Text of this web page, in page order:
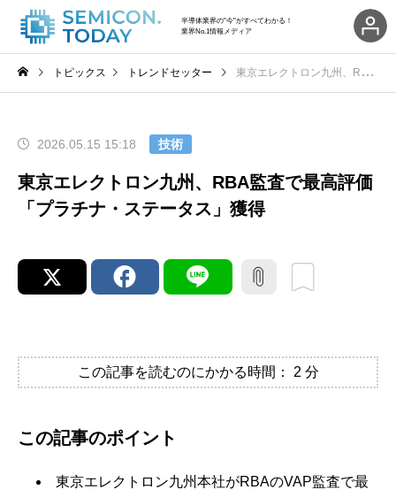
半導体業界の"今"がすべてわかる！
業界No.1情報メディア
トピックス トレンドセッター 東京エレクトロン九州、RBA監査で最高評価「プラチナ・ステータス」獲得
2026.05.15 15:18 技術
東京エレクトロン九州、RBA監査で最高評価
「プラチナ・ステータス」獲得
この記事を読むのにかかる時間： 2 分
この記事のポイント
東京エレクトロン九州本社がRBAのVAP監査で最